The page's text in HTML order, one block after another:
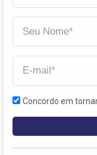
Concordo em